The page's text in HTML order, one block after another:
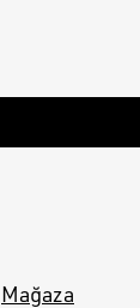
Mağaza